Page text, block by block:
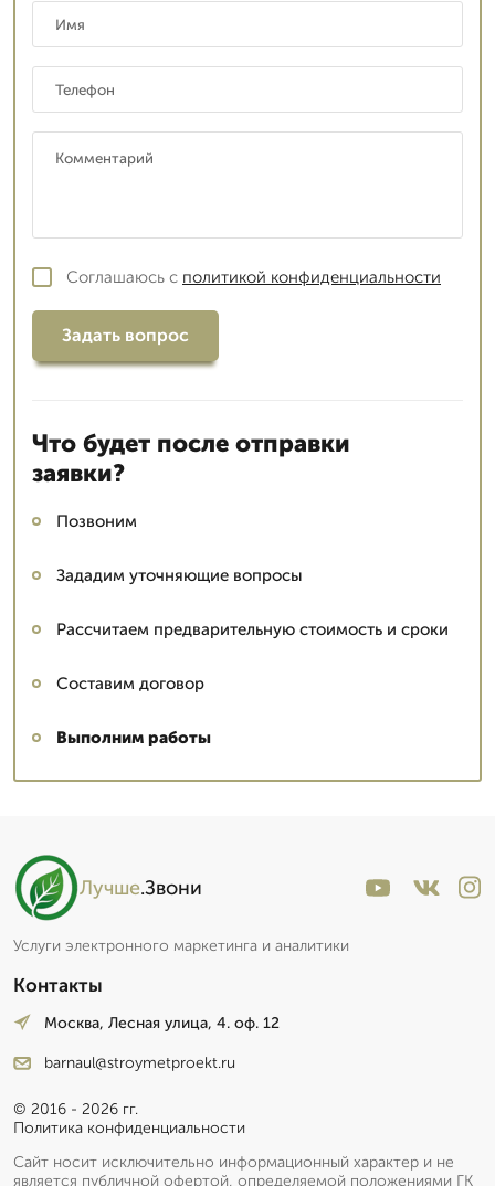
Соглашаюсь с политикой конфиденциальности
Задать вопрос
Что будет после отправки
заявки?
Позвоним
Зададим уточняющие вопросы
Рассчитаем предварительную стоимость и сроки
Составим договор
Выполним работы
Лучше.Звони
Услуги электронного маркетинга и аналитики
Контакты
Москва, Лесная улица, 4. оф. 12
barnaul@stroymetproekt.ru
© 2016 - 2026 гг.
Политика конфиденциальности
Сайт носит исключительно информационный характер и не
является публичной офертой, определяемой положениями ГК